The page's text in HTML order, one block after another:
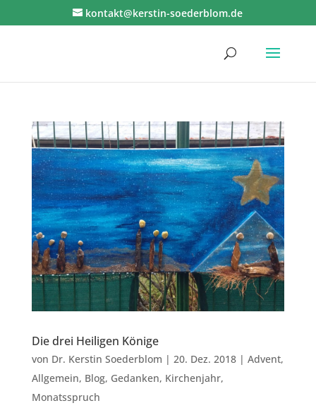
kontakt@kerstin-soederblom.de
Die drei Heiligen Könige
von Dr. Kerstin Soederblom | 20. Dez. 2018| Advent,
Allgemein, Blog, Gedanken, Kirchenjahr,
Monatsspruch